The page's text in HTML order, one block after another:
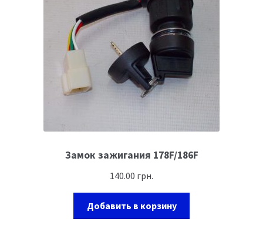
Замок зажигания 178F/186F
140.00 грн.
Добавить в корзину